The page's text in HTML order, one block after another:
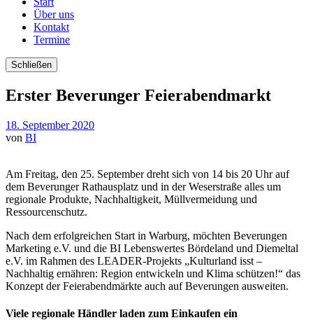
Über uns
Kontakt
Termine
Schließen
Erster Beverunger Feierabendmarkt
18. September 2020
von BI
Am Freitag, den 25. September dreht sich von 14 bis 20 Uhr auf
dem Beverunger Rathausplatz und in der Weserstraße alles um
regionale Produkte, Nachhaltigkeit, Müllvermeidung und
Ressourcenschutz.
Nach dem erfolgreichen Start in Warburg, möchten Beverungen
Marketing e.V. und die BI Lebenswertes Bördeland und Diemeltal
e.V. im Rahmen des LEADER-Projekts „Kulturland isst –
Nachhaltig ernähren: Region entwickeln und Klima schützen!“ das
Konzept der Feierabendmärkte auch auf Beverungen ausweiten.
Viele regionale Händler laden zum Einkaufen ein